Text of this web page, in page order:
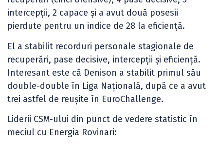
intercepții, 2 capace și a avut două posesii
pierdute pentru un indice de 28 la eficiență.
El a stabilit recorduri personale stagionale de
recuperări, pase decisive, intercepții și eficiență.
Interesant este că Denison a stabilit primul său
double-double în Liga Națională, după ce a avut
trei astfel de reușite în EuroChallenge.
Liderii CSM-ului din punct de vedere statistic în
meciul cu Energia Rovinari: